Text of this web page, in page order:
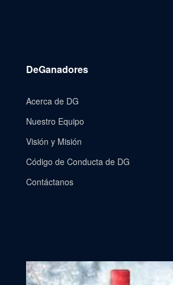
DeGanadores
Acerca de DG
Nuestro Equipo
Visión y Misión
Código de Conducta de DG
Contáctanos